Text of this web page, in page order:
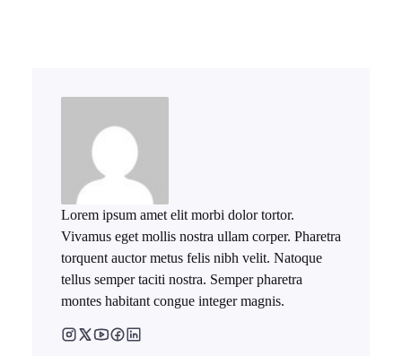
Lorem ipsum amet elit morbi dolor tortor.
Vivamus eget mollis nostra ullam corper. Pharetra
torquent auctor metus felis nibh velit. Natoque
tellus semper taciti nostra. Semper pharetra
montes habitant congue integer magnis.